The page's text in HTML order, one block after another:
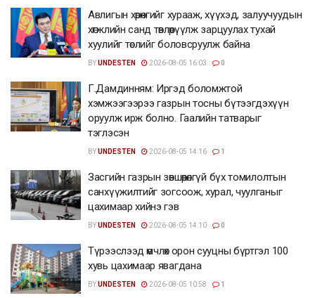
Авлигын хөрөнгийг хурааж, хүүхэд, залуучуудын
хөгжлийн санд төвлөрүүлж зарцуулах тухай
хуулийг төслийг боловсруулж байна
BYUNDESTEN 2026-08-05 16:03 0
Г.Дамдинням: Иргэд боломжтой
хэмжээгээрээ газрын тосны бүтээгдэхүүн
оруулж ирж болно. Гаалийн татварыг
тэглэсэн
BYUNDESTEN 2026-08-05 14:16 1
Засгийн газрын зөвшөөрөлгүй бүх томилолтын
санхүүжилтийг зогсоож, хурал, чуулганыг
цахимаар хийнэ гэв
BYUNDESTEN 2026-08-05 14:10 0
Түрээслээд өмчлөх орон сууцны бүртгэл 100
хувь цахимаар явагдана
BYUNDESTEN 2026-08-05 10:58 1